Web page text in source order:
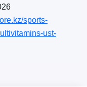
sports-
ust-